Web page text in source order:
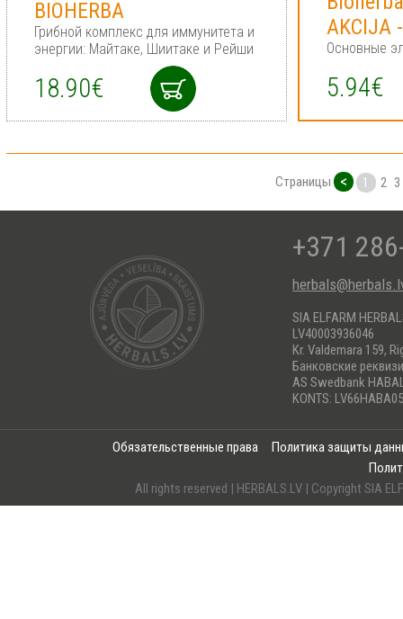
BIOHERBA
Грибной комплекс для иммунитета и
энергии: Майтаке, Шиитаке и Рейши
18.90€
AKCIJA
Основные
5.94€
Страницы < 1 2 3
+371
SIA ELFARM
LV40003936046
Kr. Valdemara 159,
Банковские
AS Swedbank
KONTS:
Обязательственные права
Политика защиты
All rights reserved | HERBALS.LV | Copyright SIA